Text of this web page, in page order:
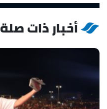
أخبار ذات صلة